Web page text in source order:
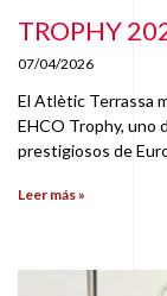
TROPHY
07/04/2026
El Atlètic Terrassa
EHCO Trophy, uno
prestigiosos de
Leer más »